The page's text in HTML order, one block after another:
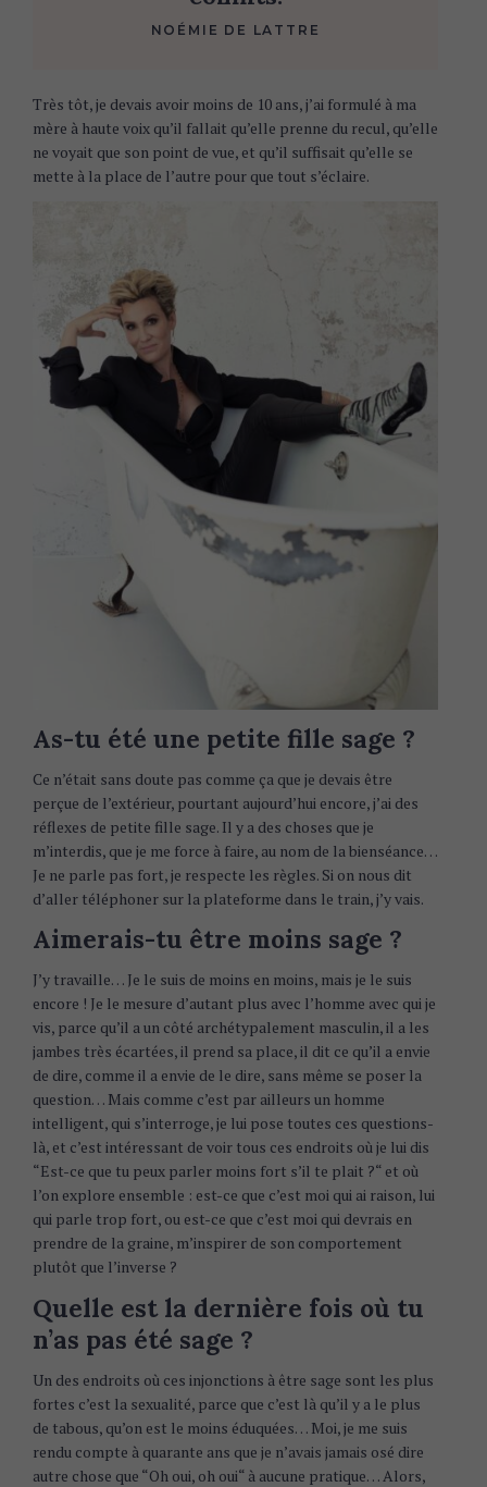
NOÉMIE DE LATTRE
Très tôt, je devais avoir moins de 10 ans, j’ai formulé à ma
mère à haute voix qu’il fallait qu’elle prenne du recul, qu’elle
ne voyait que son point de vue, et qu’il suffisait qu’elle se
mette à la place de l’autre pour que tout s’éclaire.
As-tu été une petite fille sage ?
Ce n’était sans doute pas comme ça que je devais être
perçue de l’extérieur, pourtant aujourd’hui encore, j’ai des
réflexes de petite fille sage. Il y a des choses que je
m’interdis, que je me force à faire, au nom de la bienséance…
Je ne parle pas fort, je respecte les règles. Si on nous dit
d’aller téléphoner sur la plateforme dans le train, j’y vais.
Aimerais-tu être moins sage ?
J’y travaille… Je le suis de moins en moins, mais je le suis
encore ! Je le mesure d’autant plus avec l’homme avec qui je
vis, parce qu’il a un côté archétypalement masculin, il a les
jambes très écartées, il prend sa place, il dit ce qu’il a envie
de dire, comme il a envie de le dire, sans même se poser la
question… Mais comme c’est par ailleurs un homme
intelligent, qui s’interroge, je lui pose toutes ces questions-
là, et c’est intéressant de voir tous ces endroits où je lui dis
“Est-ce que tu peux parler moins fort s’il te plait ?“ et où
l’on explore ensemble : est-ce que c’est moi qui ai raison, lui
qui parle trop fort, ou est-ce que c’est moi qui devrais en
prendre de la graine, m’inspirer de son comportement
plutôt que l’inverse ?
Quelle est la dernière fois où tu
n’as pas été sage ?
Un des endroits où ces injonctions à être sage sont les plus
fortes c’est la sexualité, parce que c’est là qu’il y a le plus
de tabous, qu’on est le moins éduquées… Moi, je me suis
rendu compte à quarante ans que je n’avais jamais osé dire
autre chose que “Oh oui, oh oui“ à aucune pratique… Alors,